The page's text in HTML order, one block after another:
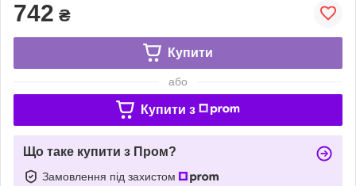
742 ₴
Купити
або
Купити з
Що таке купити з Пром?
Замовлення під захистом